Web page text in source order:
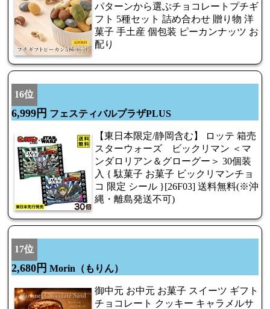
パターンから選ぶチョコレートプチギ
フト 5種セット 詰め合わせ 贈り物 洋
菓子 手土産 個包装 ピーカンナッツ お
配り
16位
6,999円 フェスティバルプラザPLUS
【東日本限定/静岡含む】 ロッテ 箱売
スターウォーズ ビックリマン ＜マ
ンダロリアン＆グローグー＞ 30個装
入 { 駄菓子 お菓子 ビックリマンチョ
コ 限定 シール }[26F03] 送料無料(※沖
縄・離島発送不可)
17位
2,680円 Morin（もりん）
御中元 お中元 お菓子 スイーツ ギフト
チョコレート クッキー キャラメルサ